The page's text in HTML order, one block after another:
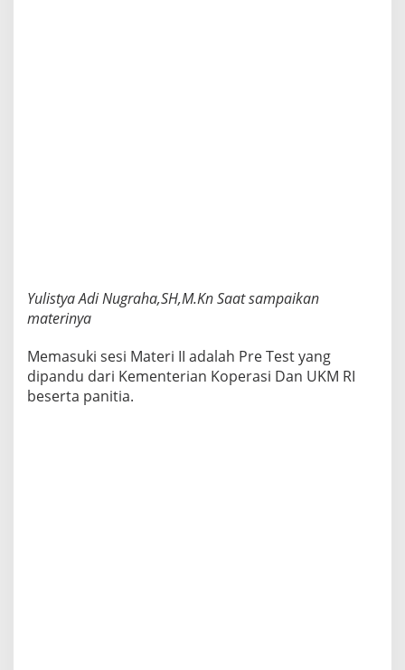
Yulistya Adi Nugraha,SH,M.Kn Saat sampaikan
materinya
Memasuki sesi Materi II adalah Pre Test yang
dipandu dari Kementerian Koperasi Dan UKM RI
beserta panitia.